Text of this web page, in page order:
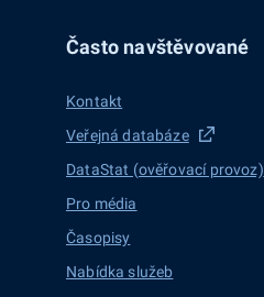
Často navštěvované
Kontakt
Veřejná databáze
DataStat (ověřovací provoz)
Pro média
Časopisy
Nabídka služeb